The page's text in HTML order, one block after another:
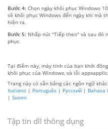
Bước 4: Chọn ngày khôi phục Windows
sẽ khôi phục Windows đến ngày khi mà
hiện ra.
Bước 5: Nhấp nút "Tiếp theo" và sau đó
phục.
Tại điểm này, máy tính của bạn khởi
khôi phục của Windows, và lỗi
Trang này có sẵn bằng các ngôn ngữ khác:
Italiano | Português | Русский | Bahasa
| Suomi
Tập tin dll thông dụng